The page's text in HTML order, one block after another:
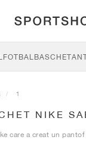
FOTBALBASCHET
1
NIKE
care a creat un